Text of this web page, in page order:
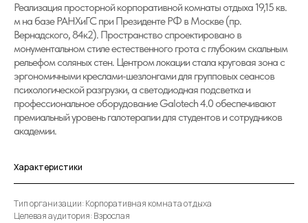
Реализация просторной корпоративной комнаты отдыха 19,15 кв.
м на базе РАНХиГС при Президенте РФ в Москве (пр.
Вернадского, 84к2). Пространство спроектировано в
монументальном стиле естественного грота с глубоким скальным
рельефом соляных стен. Центром локации стала круговая зона с
эргономичными креслами-шезлонгами для групповых сеансов
психологической разгрузки, а светодиодная подсветка и
профессиональное оборудование Galotech 4.0 обеспечивают
премиальный уровень галотерапии для студентов и сотрудников
академии.
Характеристики
Тип организации: Корпоративная комната отдыха
Целевая аудитория: Взрослая